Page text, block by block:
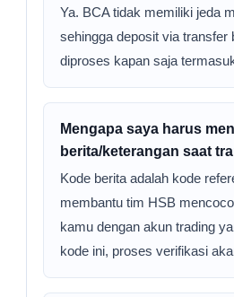
Ya. BCA tidak memiliki jeda
sehingga deposit via transfer
diproses kapan saja
Mengapa saya harus
berita/keterangan saat
Kode berita adalah kode
membantu tim HSB
kamu dengan akun trading
kode ini, proses verifikasi